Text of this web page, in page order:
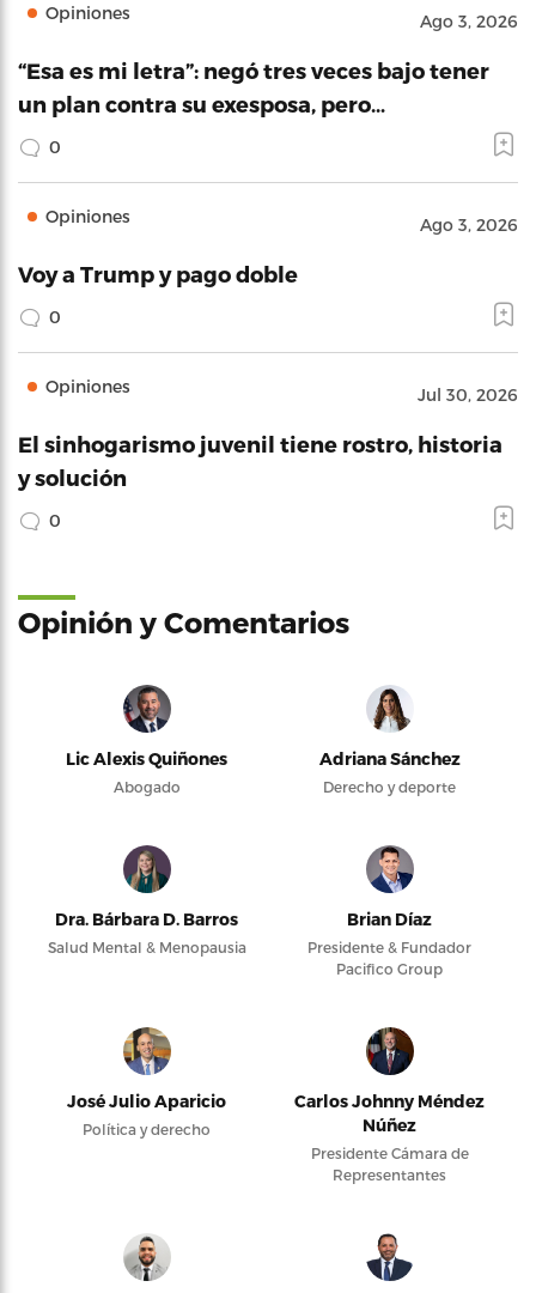
Opiniones Ago 3, 2026
“Esa es mi letra”: negó tres veces bajo tener
un plan contra su exesposa, pero…
0
Opiniones Ago 3, 2026
Voy a Trump y pago doble
0
Opiniones Jul 30, 2026
El sinhogarismo juvenil tiene rostro, historia
y solución
0
Opinión y Comentarios
Lic Alexis Quiñones
Abogado
Adriana Sánchez
Derecho y deporte
Dra. Bárbara D. Barros
Salud Mental & Menopausia
Brian Díaz
Presidente & Fundador
Pacifico Group
José Julio Aparicio
Política y derecho
Carlos Johnny Méndez
Núñez
Presidente Cámara de
Representantes